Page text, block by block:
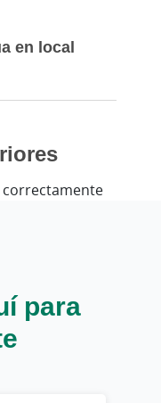
en local
correctamente
para